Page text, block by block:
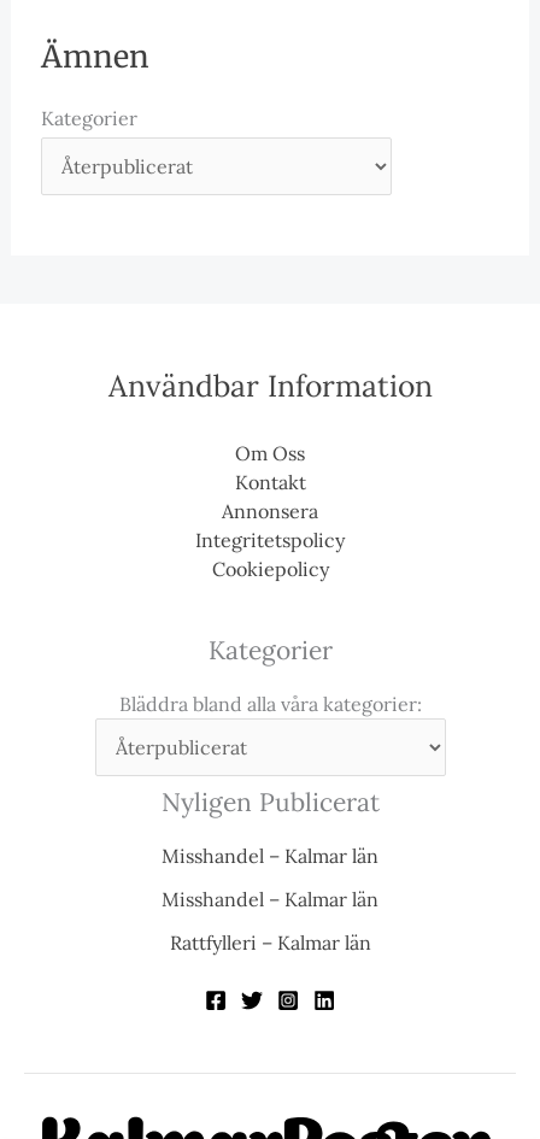
Ämnen
Kategorier
Användbar Information
Om Oss
Kontakt
Annonsera
Integritetspolicy
Cookiepolicy
Kategorier
Bläddra bland alla våra kategorier:
Nyligen Publicerat
Misshandel – Kalmar län
Misshandel – Kalmar län
Rattfylleri – Kalmar län